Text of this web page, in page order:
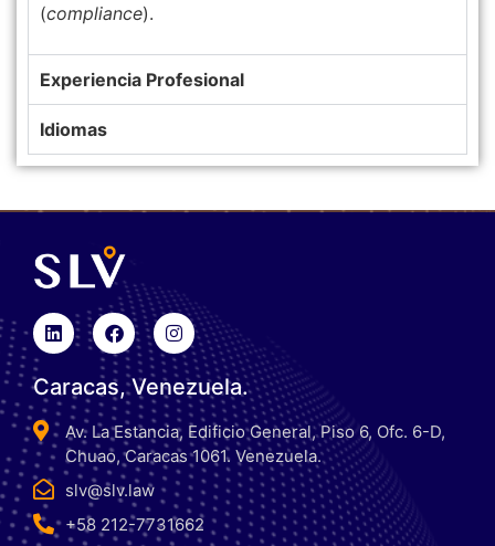
(compliance).
Experiencia Profesional
Idiomas
Caracas, Venezuela.
Av. La Estancia, Edificio General, Piso 6, Ofc. 6-D,
Chuao, Caracas 1061. Venezuela.
slv@slv.law
+58 212-7731662